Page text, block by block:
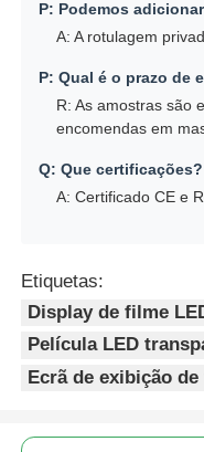
P: Podemos
A: A rotulagem
P: Qual é o prazo de
R: As amostras são
encomendas em
Q: Que certificações?
A: Certificado CE e
Etiquetas:
Display de filme
Película LED
Ecrã de exibição